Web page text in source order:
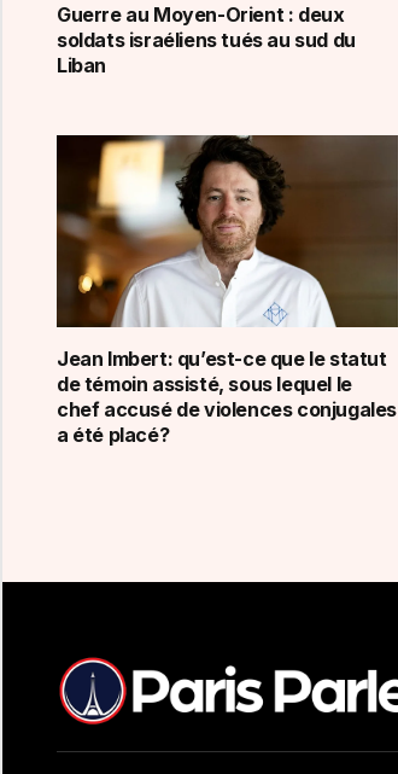
Guerre au Moyen-Orient : deux
soldats israéliens tués au sud du
Liban
Jean Imbert: qu’est-ce que le statut
de témoin assisté, sous lequel le
chef accusé de violences conjugales
a été placé?